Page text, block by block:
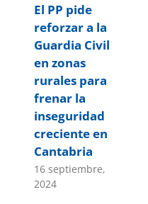
El PP pide
reforzar a la
Guardia Civil
en zonas
rurales para
frenar la
inseguridad
creciente en
Cantabria
16 septiembre,
2024